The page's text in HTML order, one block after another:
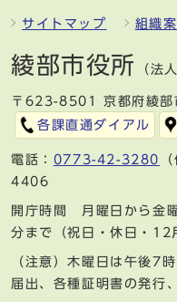
サイトマップ 組織
綾部市役所 （法
〒623-8501 京都府綾部
各課直通ダイアル
電話： 0773-42-3280
4406
開庁時間 月曜日から金
分まで（祝日・休日・12
（注意）木曜日は午後7
届出、各種証明書の発行